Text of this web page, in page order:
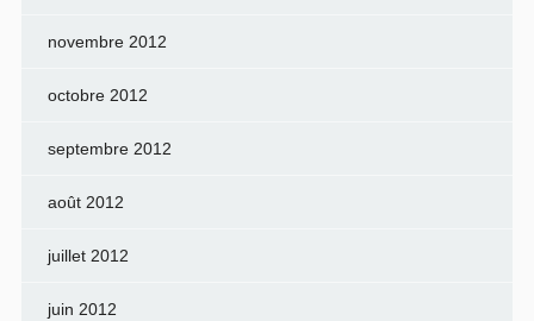
novembre 2012
octobre 2012
septembre 2012
août 2012
juillet 2012
juin 2012